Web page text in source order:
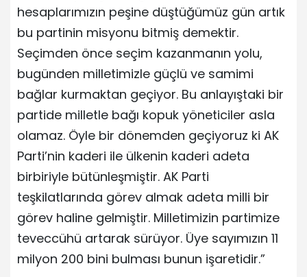
hesaplarımızın peşine düştüğümüz gün artık
bu partinin misyonu bitmiş demektir.
Seçimden önce seçim kazanmanın yolu,
bugünden milletimizle güçlü ve samimi
bağlar kurmaktan geçiyor. Bu anlayıştaki bir
partide milletle bağı kopuk yöneticiler asla
olamaz. Öyle bir dönemden geçiyoruz ki AK
Parti’nin kaderi ile ülkenin kaderi adeta
birbiriyle bütünleşmiştir. AK Parti
teşkilatlarında görev almak adeta milli bir
görev haline gelmiştir. Milletimizin partimize
teveccühü artarak sürüyor. Üye sayımızın 11
milyon 200 bini bulması bunun işaretidir.”